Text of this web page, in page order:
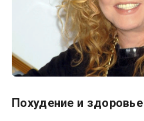
Похудение и